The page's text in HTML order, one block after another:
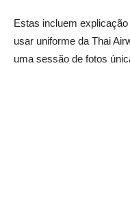
Estas incluem
usar uniforme da Thai
uma sessão de fotos